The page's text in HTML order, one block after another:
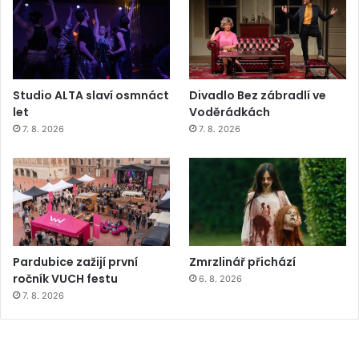
Studio ALTA slaví osmnáct
let
7. 8. 2026
Divadlo Bez zábradlí ve
Voděrádkách
7. 8. 2026
Pardubice zažijí první
ročník VUCH festu
7. 8. 2026
Zmrzlinář přichází
6. 8. 2026